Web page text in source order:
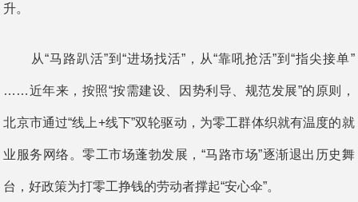
升。
从“马路趴活”到“进场找活”，从“靠吼抢活”到“指尖接单”
……近年来，按照“按需建设、因势利导、规范发展”的原则，
北京市通过“线上+线下”双轮驱动，为零工群体织就有温度的就
业服务网络。零工市场蓬勃发展，“马路市场”逐渐退出历史舞
台，好政策为打零工挣钱的劳动者撑起“安心伞”。